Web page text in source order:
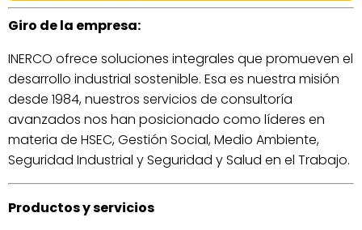
Giro de la empresa:
INERCO ofrece soluciones integrales que promueven el
desarrollo industrial sostenible. Esa es nuestra misión
desde 1984, nuestros servicios de consultoría
avanzados nos han posicionado como líderes en
materia de HSEC, Gestión Social, Medio Ambiente,
Seguridad Industrial y Seguridad y Salud en el Trabajo.
Productos y servicios